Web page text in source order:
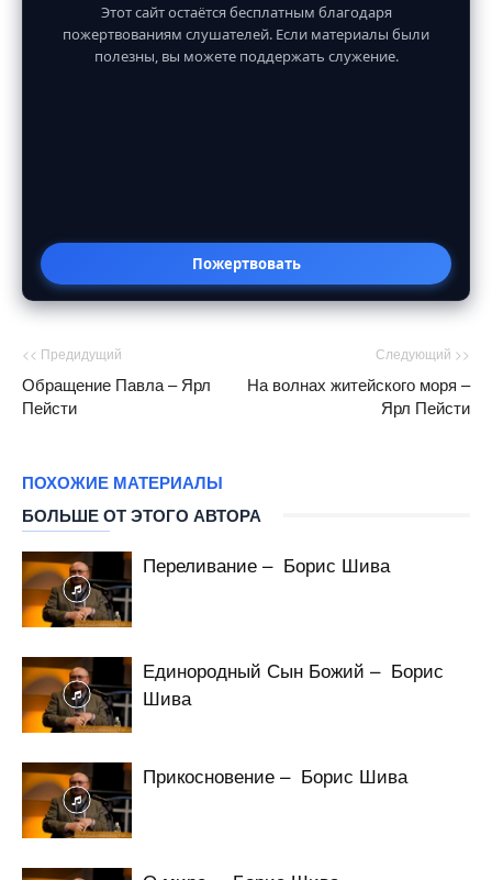
Этот сайт остаётся бесплатным благодаря
пожертвованиям слушателей. Если материалы были
полезны, вы можете поддержать служение.
Пожертвовать
<< Предидущий
Обращение Павла – Ярл
Пейсти
Следующий >>
На волнах житейского моря –
Ярл Пейсти
ПОХОЖИЕ МАТЕРИАЛЫ
БОЛЬШЕ ОТ ЭТОГО АВТОРА
Переливание – Борис Шива
Единородный Сын Божий – Борис
Шива
Прикосновение – Борис Шива